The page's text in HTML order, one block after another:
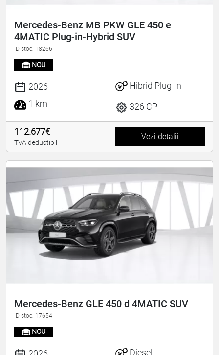
Mercedes-Benz MB PKW GLE 450 e
4MATIC Plug-in-Hybrid SUV
ID stoc: 18266
NOU
2026
1 km
Hibrid Plug-In
326 CP
112.677€
TVA deductibil
Vezi detalii
Mercedes-Benz GLE 450 d 4MATIC SUV
ID stoc: 17654
NOU
Diesel